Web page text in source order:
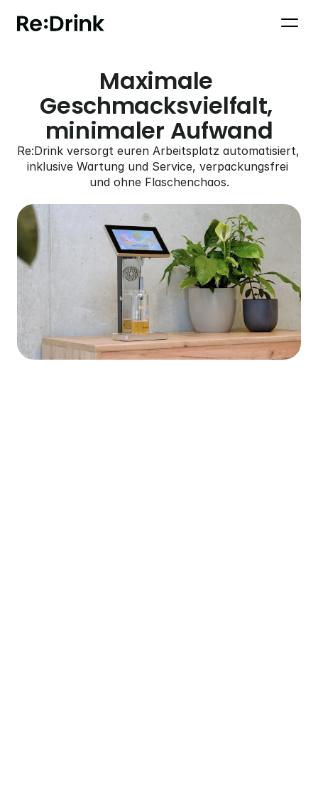
Maximale
Geschmacksvielfalt,
minimaler Aufwand
Re:Drink versorgt euren Arbeitsplatz automatisiert,
inklusive Wartung und Service, verpackungsfrei
und ohne Flaschenchaos.